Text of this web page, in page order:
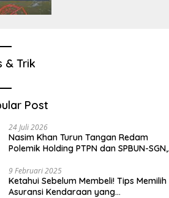
& Trik
Post
24 Juli 2026
Nasim Khan Turun Tangan Redam
Polemik Holding PTPN dan SPBUN-SGN,
9 Februari 2025
Ketahui Sebelum Membeli! Tips Memilih
Asuransi Kendaraan yang